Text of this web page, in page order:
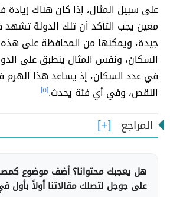
على سبيل المثال، إذا كان هناك
معين يجب التأكد أن تلك الدولة
جيدة، ويمكنها من المحافظة على
السكان، ونفس المثال ينطبق على
في عدد السكان، إذ يساعد هذا
النقص، وفي أي فئة يحدث.[٥]
المراجع
هل يعجبك محتوانا؟ أضف موضوع
على جوجل لتصلك مقالاتنا أولاً بأول